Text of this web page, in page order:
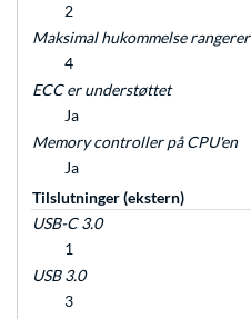
2
Maksimal hukommelse rangerer
4
ECC er understøttet
Ja
Memory controller på CPU'en
Ja
Tilslutninger (ekstern)
USB-C 3.0
1
USB 3.0
3